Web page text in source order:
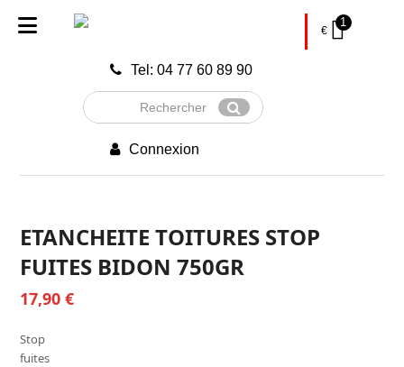
Tel: 04 77 60 89 90
Rechercher
Envoyer
Connexion
€
1
ETANCHEITE TOITURES STOP
FUITES BIDON 750GR
17,90€
Stop
fuites